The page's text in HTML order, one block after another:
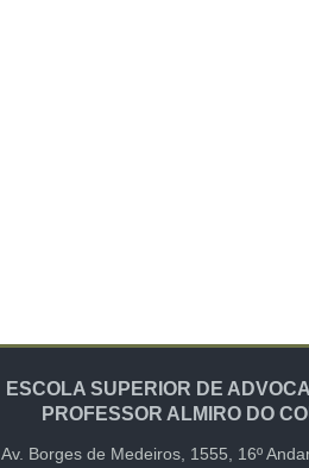
ESCOLA SUPERIOR DE
PROFESSOR ALMIRO DO
Av. Borges de Medeiros, 1555, 16º